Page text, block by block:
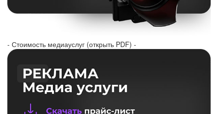
- Стоимость медиауслуг (открыть PDF) -